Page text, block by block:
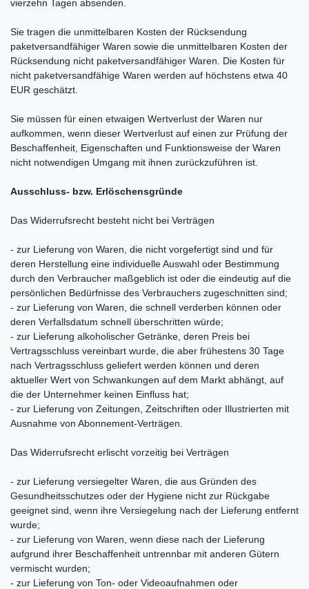
vierzehn Tagen absenden.
Sie tragen die unmittelbaren Kosten der Rücksendung
paketversandfähiger Waren sowie die unmittelbaren Kosten der
Rücksendung nicht paketversandfähiger Waren. Die Kosten für
nicht paketversandfähige Waren werden auf höchstens etwa 40
EUR geschätzt.
Sie müssen für einen etwaigen Wertverlust der Waren nur
aufkommen, wenn dieser Wertverlust auf einen zur Prüfung der
Beschaffenheit, Eigenschaften und Funktionsweise der Waren
nicht notwendigen Umgang mit ihnen zurückzuführen ist.
Ausschluss- bzw. Erlöschensgründe
Das Widerrufsrecht besteht nicht bei Verträgen
- zur Lieferung von Waren, die nicht vorgefertigt sind und für
deren Herstellung eine individuelle Auswahl oder Bestimmung
durch den Verbraucher maßgeblich ist oder die eindeutig auf die
persönlichen Bedürfnisse des Verbrauchers zugeschnitten sind;
- zur Lieferung von Waren, die schnell verderben können oder
deren Verfallsdatum schnell überschritten würde;
- zur Lieferung alkoholischer Getränke, deren Preis bei
Vertragsschluss vereinbart wurde, die aber frühestens 30 Tage
nach Vertragsschluss geliefert werden können und deren
aktueller Wert von Schwankungen auf dem Markt abhängt, auf
die der Unternehmer keinen Einfluss hat;
- zur Lieferung von Zeitungen, Zeitschriften oder Illustrierten mit
Ausnahme von Abonnement-Verträgen.
Das Widerrufsrecht erlischt vorzeitig bei Verträgen
- zur Lieferung versiegelter Waren, die aus Gründen des
Gesundheitsschutzes oder der Hygiene nicht zur Rückgabe
geeignet sind, wenn ihre Versiegelung nach der Lieferung entfernt
wurde;
- zur Lieferung von Waren, wenn diese nach der Lieferung
aufgrund ihrer Beschaffenheit untrennbar mit anderen Gütern
vermischt wurden;
- zur Lieferung von Ton- oder Videoaufnahmen oder